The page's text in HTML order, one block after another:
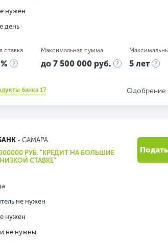
нужен
день
ставка Максимальная сумма
до 7 500 000 руб. 5 лет
банка 17 Одобрение
- САМАРА
РУБ. "КРЕДИТ НА БОЛЬШИЕ
СТАВКЕ"
не нужен
нужен
не нужны